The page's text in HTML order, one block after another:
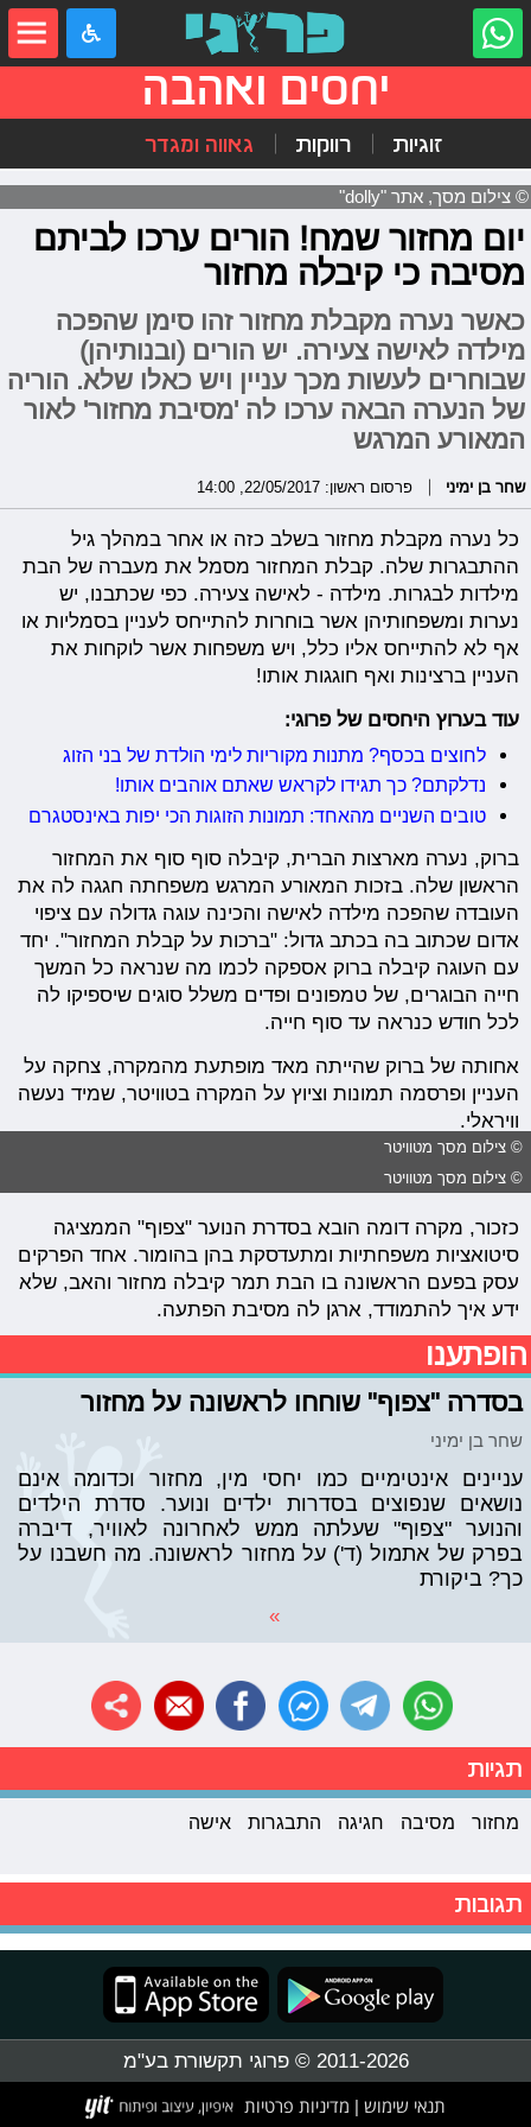
יחסים ואהבה
זוגיות רווקות גאווה ומגדר
© צילום מסך, אתר "dolly"
יום מחזור שמח! הורים ערכו לביתם
מסיבה כי קיבלה מחזור
כאשר נערה מקבלת מחזור זהו סימן שהפכה
מילדה לאישה צעירה. יש הורים (ובנותיהן)
שבוחרים לעשות מכך עניין ויש כאלו שלא. הוריה
של הנערה הבאה ערכו לה 'מסיבת מחזור' לאור
המאורע המרגש
שחר בן ימיני פרסום ראשון: 22/05/2017, 14:00
כל נערה מקבלת מחזור בשלב כזה או אחר במהלך גיל
ההתבגרות שלה. קבלת המחזור מסמל את מעברה של הבת
מילדות לבגרות. מילדה - לאישה צעירה. כפי שכתבנו, יש
נערות ומשפחותיהן אשר בוחרות להתייחס לעניין בסמליות או
אף לא להתייחס אליו כלל, ויש משפחות אשר לוקחות את
העניין ברצינות ואף חוגגות אותו!
עוד בערוץ היחסים של פרוגי:
לחוצים בכסף? מתנות מקוריות לימי הולדת של בני הזוג
נדלקתם? כך תגידו לקראש שאתם אוהבים אותו!
טובים השניים מהאחד: תמונות הזוגות הכי יפות באינסטגרם
ברוק, נערה מארצות הברית, קיבלה סוף סוף את המחזור
הראשון שלה. בזכות המאורע המרגש משפחתה חגגה לה את
העובדה שהפכה מילדה לאישה והכינה עוגה גדולה עם ציפוי
אדום שכתוב בה בכתב גדול: "ברכות על קבלת המחזור". יחד
עם העוגה קיבלה ברוק אספקה לכמו מה שנראה כל המשך
חייה הבוגרים, של טמפונים ופדים משלל סוגים שיספיקו לה
לכל חודש כנראה עד סוף חייה.
אחותה של ברוק שהייתה מאד מופתעת מהמקרה, צחקה על
העניין ופרסמה תמונות וציוץ על המקרה בטוויטר, שמיד נעשה
וויראלי.
© צילום מסך מטוויטר
© צילום מסך מטוויטר
כזכור, מקרה דומה הובא בסדרת הנוער "צפוף" הממציגה
סיטואציות משפחתיות ומתעדסקת בהן בהומור. אחד הפרקים
עסק בפעם הראשונה בו הבת תמר קיבלה מחזור והאב, שלא
ידע איך להתמודד, ארגן לה מסיבת הפתעה.
הופתענו
בסדרה "צפוף" שוחחו לראשונה על מחזור
שחר בן ימיני
עניינים אינטימיים כמו יחסי מין, מחזור וכדומה אינם
נושאים שנפוצים בסדרות ילדים ונוער. סדרת הילדים
והנוער "צפוף" שעלתה ממש לאחרונה לאוויר, דיברה
בפרק של אתמול (ד') על מחזור לראשונה. מה חשבנו על
כך? ביקורת
»
תגיות
מחזור מסיבה חגיגה התבגרות אישה
תגובות
2011-2026 © פרוגי תקשורת בע"מ
תנאי שימוש מדיניות פרטיות